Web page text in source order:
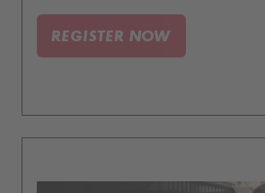
mise vypátral Farese, zatímco
kómatu. Zároveň se Adele,
rozvědkou, vydává hledat Salwu.
REGISTER NOW